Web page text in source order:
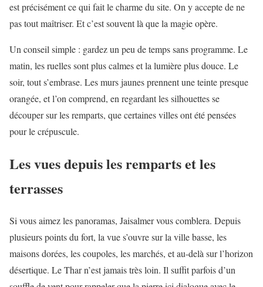
est précisément ce qui fait le charme du site. On y accepte de ne
pas tout maîtriser. Et c’est souvent là que la magie opère.
Un conseil simple : gardez un peu de temps sans programme. Le
matin, les ruelles sont plus calmes et la lumière plus douce. Le
soir, tout s’embrase. Les murs jaunes prennent une teinte presque
orangée, et l’on comprend, en regardant les silhouettes se
découper sur les remparts, que certaines villes ont été pensées
pour le crépuscule.
Les vues depuis les remparts et les
terrasses
Si vous aimez les panoramas, Jaisalmer vous comblera. Depuis
plusieurs points du fort, la vue s’ouvre sur la ville basse, les
maisons dorées, les coupoles, les marchés, et au-delà sur l’horizon
désertique. Le Thar n’est jamais très loin. Il suffit parfois d’un